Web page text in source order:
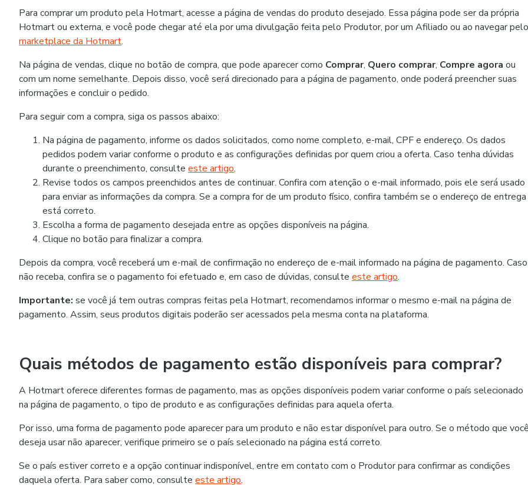
Para comprar um produto pela Hotmart, acesse a página de vendas do produto desejado. Essa página pode ser da própria
Hotmart ou externa, e você pode chegar até ela por uma divulgação feita pelo Produtor, por um Afiliado ou ao navegar pelo
marketplace da Hotmart.
Na página de vendas, clique no botão de compra, que pode aparecer como Comprar, Quero comprar, Compre agora ou
com um nome semelhante. Depois disso, você será direcionado para a página de pagamento, onde poderá preencher suas
informações e concluir o pedido.
Para seguir com a compra, siga os passos abaixo:
Na página de pagamento, informe os dados solicitados, como nome completo, e-mail, CPF e endereço. Os dados
pedidos podem variar conforme o produto e as configurações definidas por quem criou a oferta. Caso tenha dúvidas
durante o preenchimento, consulte este artigo.
Revise todos os campos preenchidos antes de continuar. Confira com atenção o e-mail informado, pois ele será usado
para enviar as informações da compra. Se a compra for de um produto físico, confira também se o endereço de entrega
está correto.
Escolha a forma de pagamento desejada entre as opções disponíveis na página.
Clique no botão para finalizar a compra.
Depois da compra, você receberá um e-mail de confirmação no endereço de e-mail informado na página de pagamento. Caso
não receba, confira se o pagamento foi efetuado e, em caso de dúvidas, consulte este artigo.
Importante: se você já tem outras compras feitas pela Hotmart, recomendamos informar o mesmo e-mail na página de
pagamento. Assim, seus produtos digitais poderão ser acessados pela mesma conta na plataforma.
Quais métodos de pagamento estão disponíveis para comprar?
A Hotmart oferece diferentes formas de pagamento, mas as opções disponíveis podem variar conforme o país selecionado
na página de pagamento, o tipo de produto e as configurações definidas para aquela oferta.
Por isso, uma forma de pagamento pode aparecer para um produto e não estar disponível para outro. Se o método que
deseja usar não aparecer, verifique primeiro se o país selecionado na página está correto.
Se o país estiver correto e a opção continuar indisponível, entre em contato com o Produtor para confirmar as condições
daquela oferta. Para saber como, consulte este artigo.